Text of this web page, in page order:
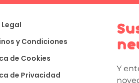
y Condiciones
de Cookies
de Privacidad
Y